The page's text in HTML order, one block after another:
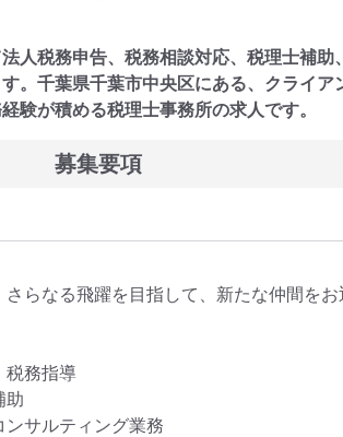
人税務申告、税務相談対応、税理士補
。千葉県千葉市中央区にある、クライ
験が積める税理士事務所の求人です。
募集要項
らなる飛躍を目指して、新たな仲間を
税務指導
助
ンサルティング業務